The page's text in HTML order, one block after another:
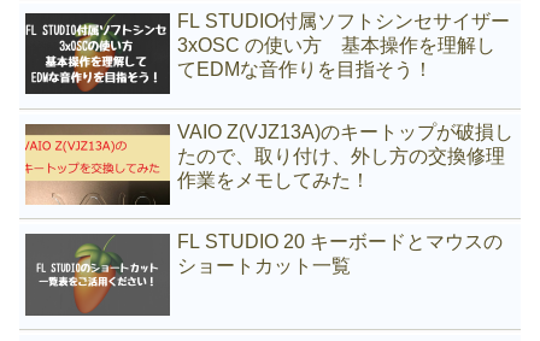
FL STUDIO付属ソフトシンセサイザー
3xOSC の使い方 基本操作を理解し
てEDMな音作りを目指そう！
VAIO Z(VJZ13A)のキートップが破損し
たので、取り付け、外し方の交換修理
作業をメモしてみた！
FL STUDIO 20 キーボードとマウスの
ショートカット一覧